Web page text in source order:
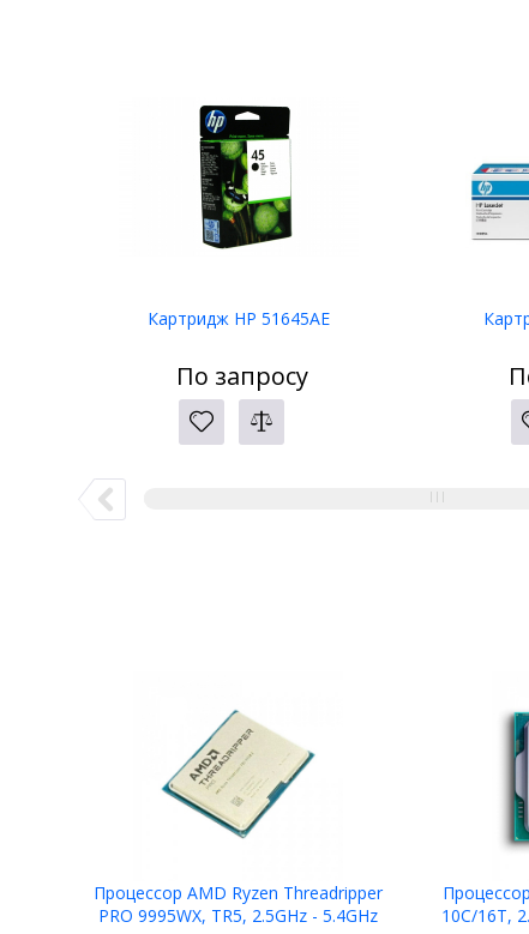
Картридж HP 51645AE
По запросу
Процессор AMD Ryzen Threadripper
PRO 9995WX, TR5, 2.5GHz - 5.4GHz
10C/16T,